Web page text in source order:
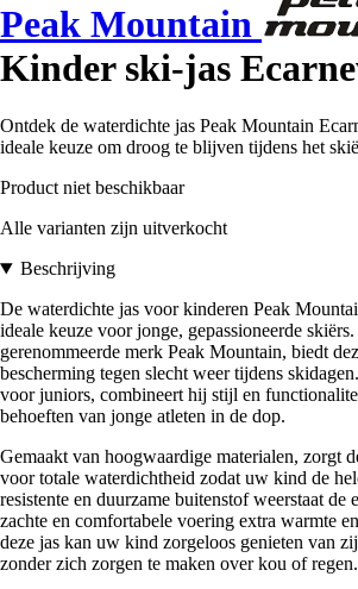
Peak Mountain
Kinder ski-jas
Ontdek de waterdichte jas Peak Mountain
ideale keuze om droog te blijven tijdens het
Product niet beschikbaar
Alle varianten zijn uitverkocht
Beschrijving
De waterdichte jas voor kinderen Peak
ideale keuze voor jonge, gepassioneerde
gerenommeerde merk Peak Mountain, biedt
bescherming tegen slecht weer tijdens
voor juniors, combineert hij stijl en
behoeften van jonge atleten in de dop.
Gemaakt van hoogwaardige materialen, zorgt
voor totale waterdichtheid zodat uw kind de
resistente en duurzame buitenstof weerstaat de
zachte en comfortabele voering extra warmte
deze jas kan uw kind zorgeloos genieten van
zonder zich zorgen te maken over kou of regen.